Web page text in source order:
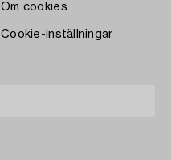
Om cookies
Cookie-inställningar